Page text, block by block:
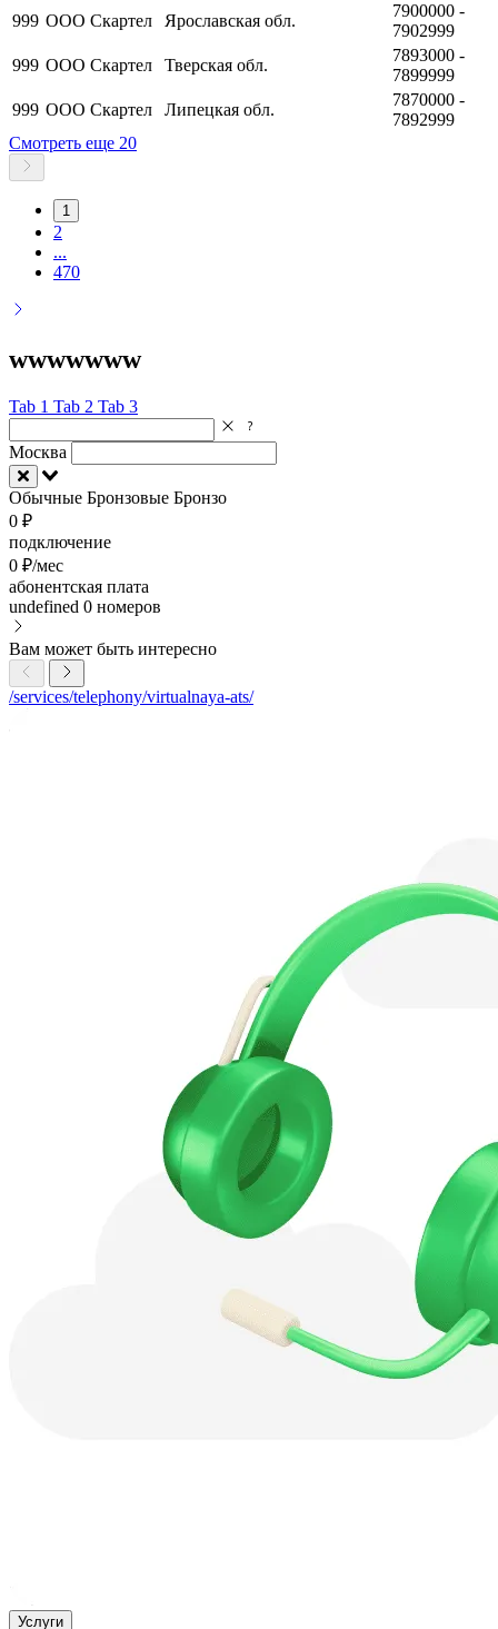
999 ООО Скартел Ярославская обл.
7900000 -
7902999
999 ООО Скартел Тверская обл.
7893000 -
7899999
999 ООО Скартел Липецкая обл.
7870000 -
7892999
Смотреть еще 20
1
2
...
470
wwwwwww
Tab 1 Tab 2 Tab 3
Москва
Обычные Бронзовые Бронзо
0 ₽
подключение
0 ₽/мес
абонентская плата
undefined 0 номеров
Вам может быть интересно
/services/telephony/virtualnaya-ats/
Услуги